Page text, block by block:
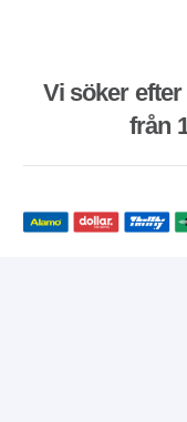
Vi söker
från